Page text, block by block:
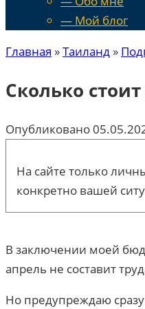
— Мой блог
Главная »Таиланд »
Сколько
Опубликовано
На сайте только
конкретно вашей
В заключении моей
апрель не составит
Но предупреждаю